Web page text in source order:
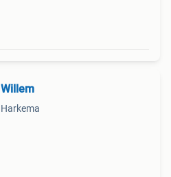
Willem
Harkema